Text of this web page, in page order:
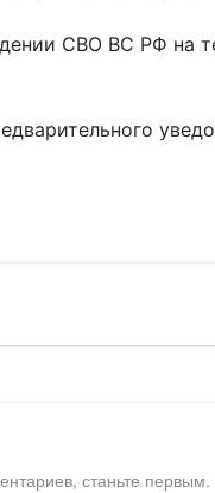
СВО ВС РФ на
станьте первым.